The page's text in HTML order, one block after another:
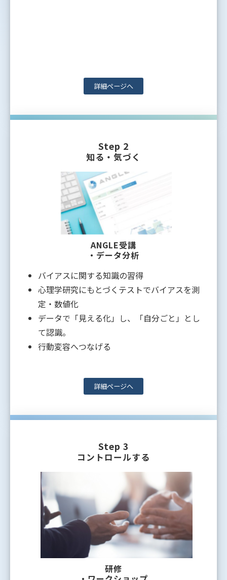
詳細ページへ
Step 2
知る・気づく
ANGLE受講
・データ分析
バイアスに関する知識の習得
心理学研究にもとづくテストでバイアスを測
定・数値化
データで「見える化」し、「自分ごと」とし
て認識。
行動変容へつなげる
詳細ページへ
Step 3
コントロールする
研修